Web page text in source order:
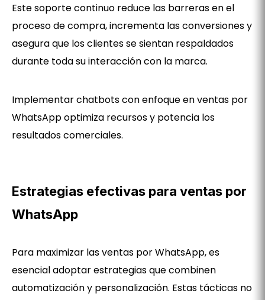
Este soporte continuo reduce las barreras en el
proceso de compra, incrementa las conversiones y
asegura que los clientes se sientan respaldados
durante toda su interacción con la marca.
Implementar chatbots con enfoque en ventas por
WhatsApp optimiza recursos y potencia los
resultados comerciales.
Estrategias efectivas para ventas por
WhatsApp
Para maximizar las ventas por WhatsApp, es
esencial adoptar estrategias que combinen
automatización y personalización. Estas tácticas no